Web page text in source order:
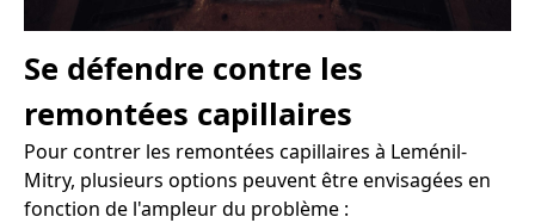
Se défendre contre les
remontées capillaires
Pour contrer les remontées capillaires à Leménil-
Mitry, plusieurs options peuvent être envisagées en
fonction de l'ampleur du problème :